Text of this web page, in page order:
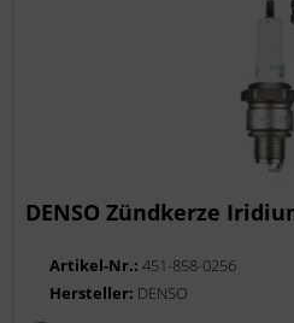
DENSO Zündkerze
Artikel-Nr.:451-858-0256
Hersteller: DENSO